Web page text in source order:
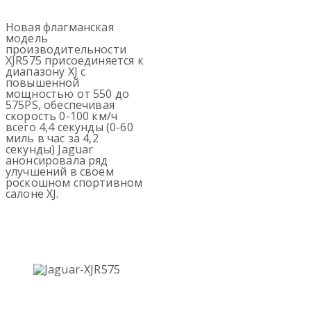
Новая флагманская
модель
производительности
XJR575 присоединяется к
диапазону XJ с
повышенной
мощностью от 550 до
575PS, обеспечивая
скорость 0-100 км/ч
всего 4,4 секунды (0-60
миль в час за 4,2
секунды) Jaguar
анонсировала ряд
улучшений в своем
роскошном спортивном
салоне XJ.